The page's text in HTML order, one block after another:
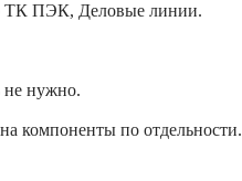
ТК ПЭК, Деловые линии.
не нужно.
компоненты по отдельности.